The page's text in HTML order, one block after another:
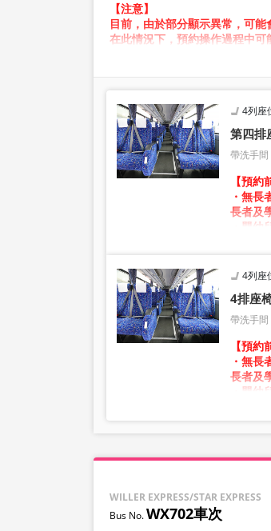
【注意】
目前，由於部分顯示異常，可能
在此情況下，預約操作過程中可
造成不便，敬請見諒。如出現
4列座
第四排
帶洗手間
【預約
・無長
長者及
・嬰
・庫存
※即使
時之銷
・部分
4列座
4排座
帶洗手間
【預約
・無長
長者及
・嬰
嬰幼兒
・價格
WILLER EXPRESS/STAR EXPRESS
WX702車次